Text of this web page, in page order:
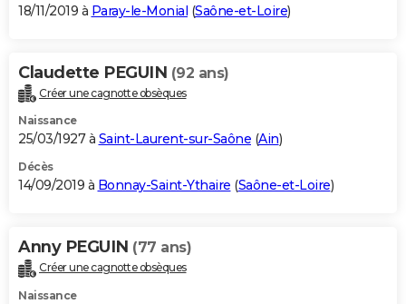
18/11/2019 à Paray-le-Monial (Saône-et-Loire)
Claudette PEGUIN (92 ans)
Créer une cagnotte obsèques
Naissance
25/03/1927 à Saint-Laurent-sur-Saône (Ain)
Décès
14/09/2019 à Bonnay-Saint-Ythaire (Saône-et-Loire)
Anny PEGUIN (77 ans)
Créer une cagnotte obsèques
Naissance